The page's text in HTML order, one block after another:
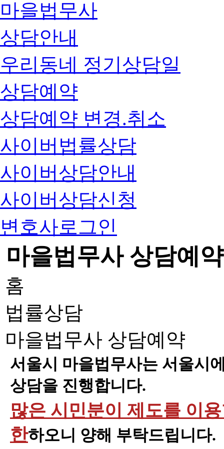
마을법무사
상담안내
우리동네 정기상담일
상담예약
상담예약 변경.취소
사이버법률상담
사이버상담안내
사이버상담신청
변호사로그인
마을법무사 상담예약
홈
법률상담
마을법무사 상담예약
서울시 마을법무사는 서울시
상담을 진행합니다.
많은 시민분이 제도를 이
한하오니 양해 부탁드립니다.